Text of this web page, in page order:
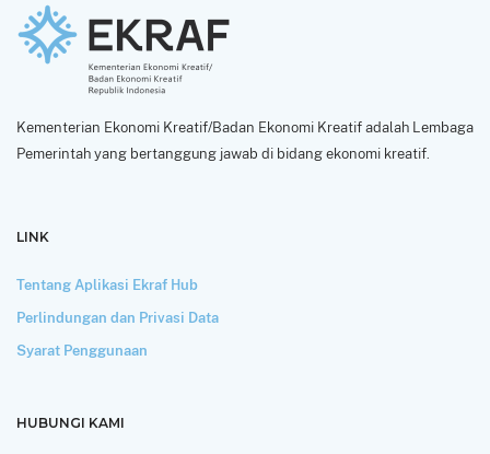
Kementerian Ekonomi Kreatif/Badan Ekonomi Kreatif adalah Lembaga
Pemerintah yang bertanggung jawab di bidang ekonomi kreatif.
LINK
Tentang Aplikasi Ekraf Hub
Perlindungan dan Privasi Data
Syarat Penggunaan
HUBUNGI KAMI